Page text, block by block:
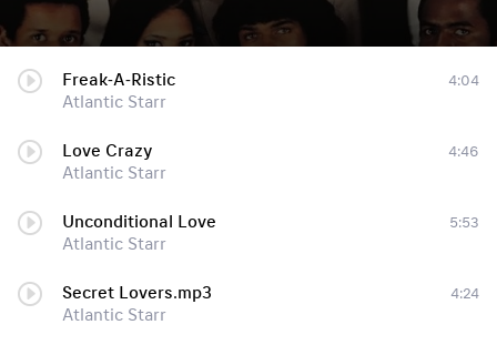
Freak-A-Ristic
Atlantic Starr
4:04
Love Crazy
Atlantic Starr
4:46
Unconditional Love
Atlantic Starr
5:53
Secret Lovers.mp3
Atlantic Starr
4:24